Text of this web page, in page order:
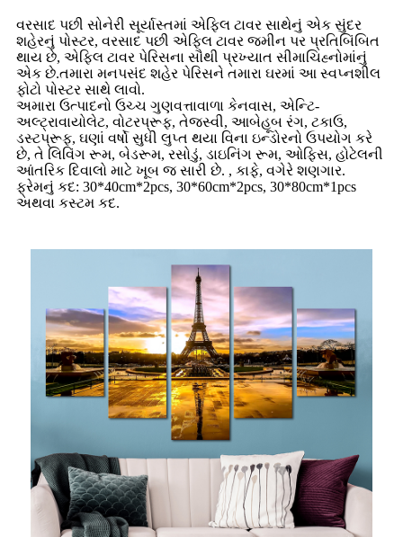
વરસાદ પછી સોનેરી સૂર્યાસ્તમાં એફિલ ટાવર સાથેનું એક સુંદર
શહેરનું પોસ્ટર, વરસાદ પછી એફિલ ટાવર જમીન પર પ્રતિબિંબિત
થાય છે, એફિલ ટાવર પેરિસના સૌથી પ્રખ્યાત સીમાચિહ્નોમાંનું
એક છે.તમારા મનપસંદ શહેર પેરિસને તમારા ઘરમાં આ સ્વપ્નશીલ
ફોટો પોસ્ટર સાથે લાવો.
અમારા ઉત્પાદનો ઉચ્ચ ગુણવત્તાવાળા કેનવાસ, એન્ટિ-
અલ્ટ્રાવાયોલેટ, વોટરપ્રૂફ, તેજસ્વી, આબેહૂબ રંગ, ટકાઉ,
ડસ્ટપ્રૂફ, ઘણાં વર્ષો સુધી લુપ્ત થયા વિના ઇન્ડોરનો ઉપયોગ કરે
છે, તે લિવિંગ રૂમ, બેડરૂમ, રસોડું, ડાઇનિંગ રૂમ, ઓફિસ, હોટેલની
આંતરિક દિવાલો માટે ખૂબ જ સારી છે. , કાફે, વગેરે શણગાર.
ફ્રેમનું કદ: 30*40cm*2pcs, 30*60cm*2pcs, 30*80cm*1pcs
અથવા કસ્ટમ કદ.